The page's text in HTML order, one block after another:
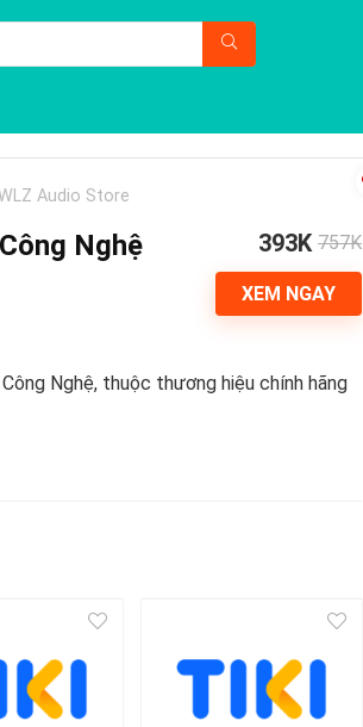
Audio Store
Nghệ
393K 757K
XEM NGAY
Nghệ, thuộc thương hiệu chính hãng